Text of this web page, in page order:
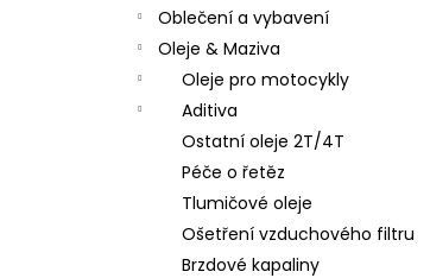
Oblečení a vybavení
Oleje & Maziva
Oleje pro motocykly
Aditiva
Ostatní oleje 2T/4T
Péče o řetěz
Tlumičové oleje
Ošetření vzduchového filtru
Brzdové kapaliny